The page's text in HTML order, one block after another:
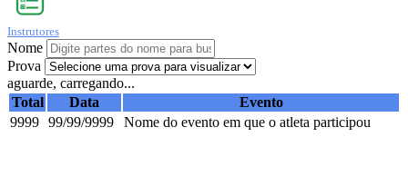
Instrutores
Nome
Prova
aguarde, carregando...
Total
Data
Evento
9999 99/99/9999 Nome do evento em que o atleta participou